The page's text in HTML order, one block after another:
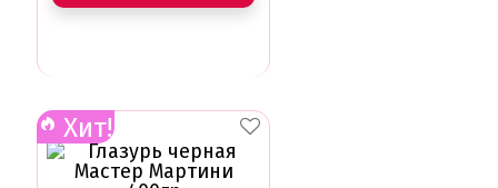
Хит!